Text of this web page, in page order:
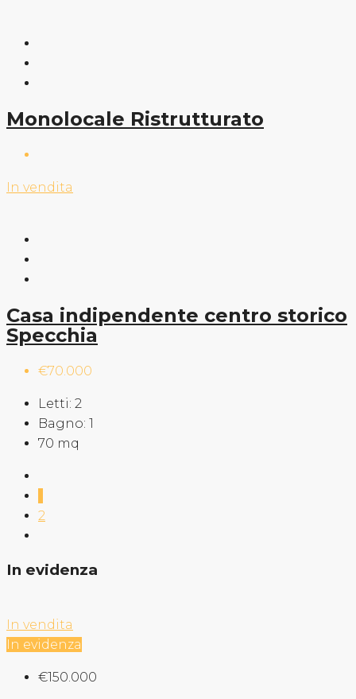
Monolocale Ristrutturato
In vendita
Casa indipendente centro storico
Specchia
€70.000
Letti: 2
Bagno: 1
70 mq
2
In evidenza
In vendita
In evidenza
€150.000